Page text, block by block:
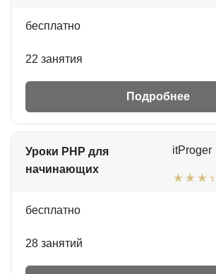
бесплатно
22 занятия
Подробнее
Уроки PHP для
начинающих
itProger
бесплатно
28 занятий